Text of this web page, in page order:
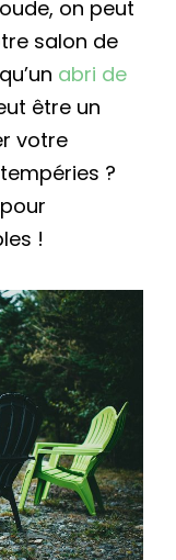
on peut
salon de
abri de
être un
votre
?
!